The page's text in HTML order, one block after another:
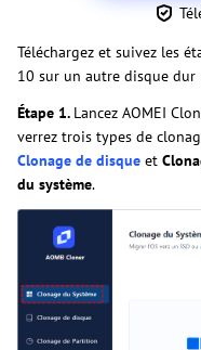
Téléchargez et suivez les
10 sur un autre disque dur
Étape 1. Lancez AOMEI
verrez trois types de
Clonage de disque et
du système.